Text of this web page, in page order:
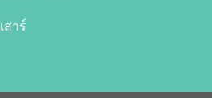
สาร์